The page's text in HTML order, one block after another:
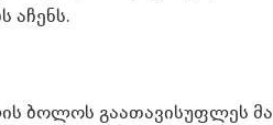
აჩენს.
ბოლოს გაათავისუფლეს